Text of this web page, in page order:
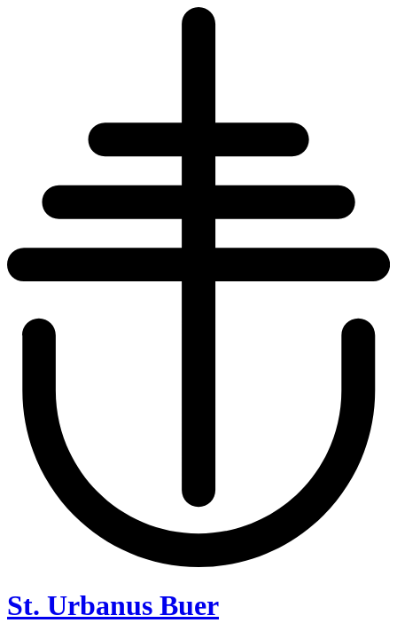
St. Urbanus Buer